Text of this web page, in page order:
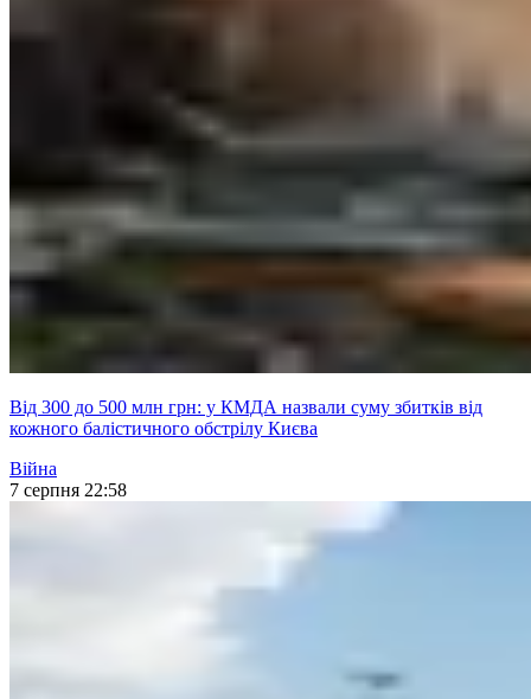
Від 300 до 500 млн грн: у КМДА назвали суму збитків від
кожного балістичного обстрілу Києва
Війна
7 серпня 22:58